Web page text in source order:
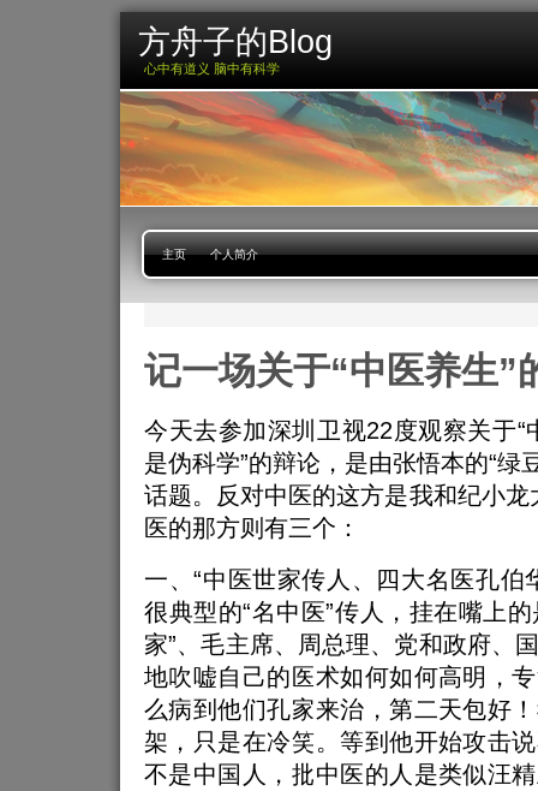
方舟子的Blog
心中有道义 脑中有科学
主页 个人简介
记一场关于“中医养生”
今天去参加深圳卫视22度观察关于“
是伪科学”的辩论，是由张悟本的“绿
话题。反对中医的这方是我和纪小龙
医的那方则有三个：
一、“中医世家传人、四大名医孔伯
很典型的“名中医”传人，挂在嘴上的
家”、毛主席、周总理、党和政府
地吹嘘自己的医术如何如何高明，
么病到他们孔家来治，第二天包好
架，只是在冷笑。等到他开始攻击
不是中国人，批中医的人是类似汪